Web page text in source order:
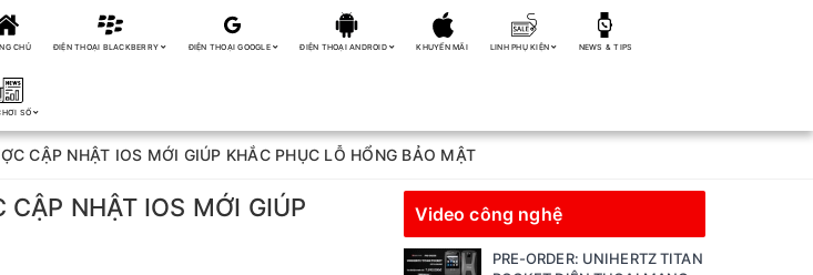
CHỦ ĐIỆN THOẠI BLACKBERRY ĐIỆN THOẠI GOOGLE ĐIỆN THOẠI ANDROID KHUYẾN MÃI LINH PHỤ KIỆN NEWS & TIPS
SỐ
CẬP NHẬT IOS MỚI GIÚP KHẮC PHỤC LỖ HỔNG BẢO MẬT
NHẬT IOS MỚI GIÚP
Video công nghệ
PRE-ORDER: UNIHERTZ TITAN